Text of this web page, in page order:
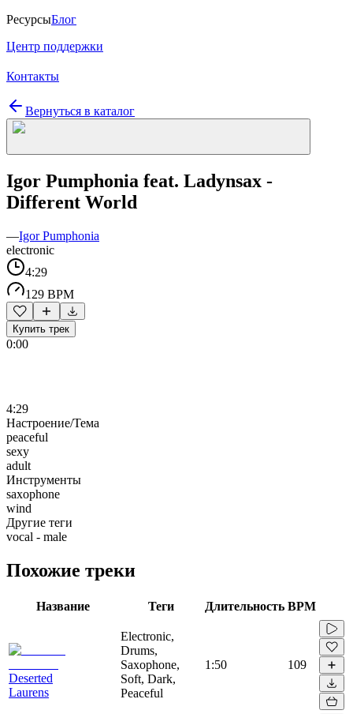
РесурсыБлог
Центр поддержки
Контакты
Вернуться в каталог
Igor Pumphonia feat. Ladynsax -
Different World
—Igor Pumphonia
electronic
4:29
129 BPM
Купить трек
0:00
4:29
Настроение/Тема
peaceful
sexy
adult
Инструменты
saxophone
wind
Другие теги
vocal - male
Похожие треки
Название Теги Длительность BPM
Deserted
Laurens
Electronic,
Drums,
Saxophone,
Soft, Dark,
Peaceful
1:50 109